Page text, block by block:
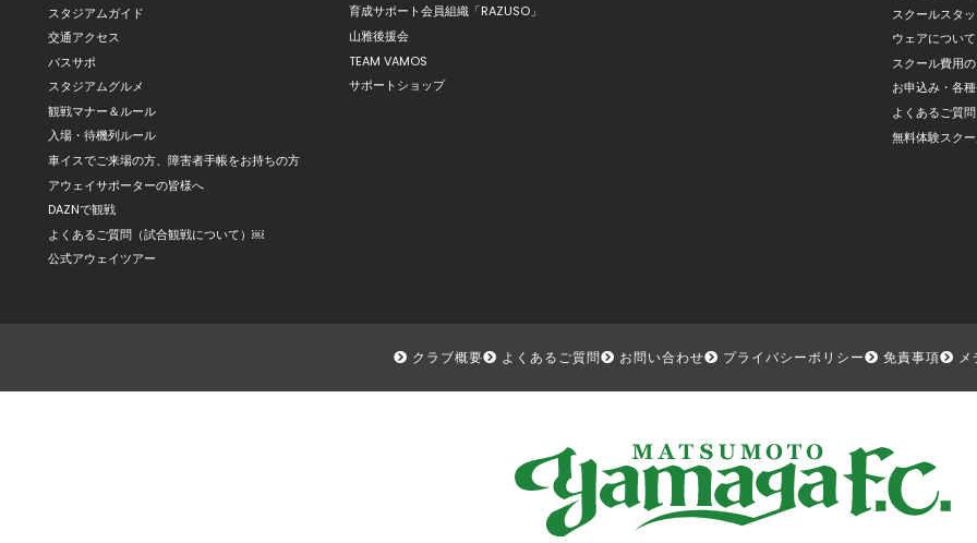
スタジアムガイド
交通アクセス
バスサポ
スタジアムグルメ
観戦マナー＆ルール
入場・待機列ルール
車イスでご来場の方、障害者手帳をお持ちの方
アウェイサポーターの皆様へ
DAZNで観戦
よくあるご質問（試合観戦について）￼
公式アウェイツアー
育成サポート会員組織「RAZUSO」
山雅後援会
TEAM VAMOS
サポートショップ
スクールスタ
ウェアについて
スクール費用
お申込み・各
よくあるご質問
無料体験スク
クラブ概要 よくあるご質問 お問い合わせ プライバシーポリシー 免責事項